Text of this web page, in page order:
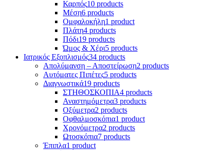
Καρπός10 products
Μέση6 products
Ομφαλοκήλη1 product
Πλάτη4 products
Πόδι19 products
Ώμος & Χέρι5 products
Ιατρικός Εξοπλισμός34 products
Απολύμανση – Αποστείρωση2 products
Αυτόματες Πιπέτες5 products
Διαγνωστικά19 products
ΣΤΗΘΟΣΚΟΠΙΑ4 products
Αναστημόμετρα3 products
Οξύμετρα2 products
Οφθαλμοσκόπια1 product
Χρονόμετρα2 products
Ωτοσκόπια7 products
Έπιπλα1 product